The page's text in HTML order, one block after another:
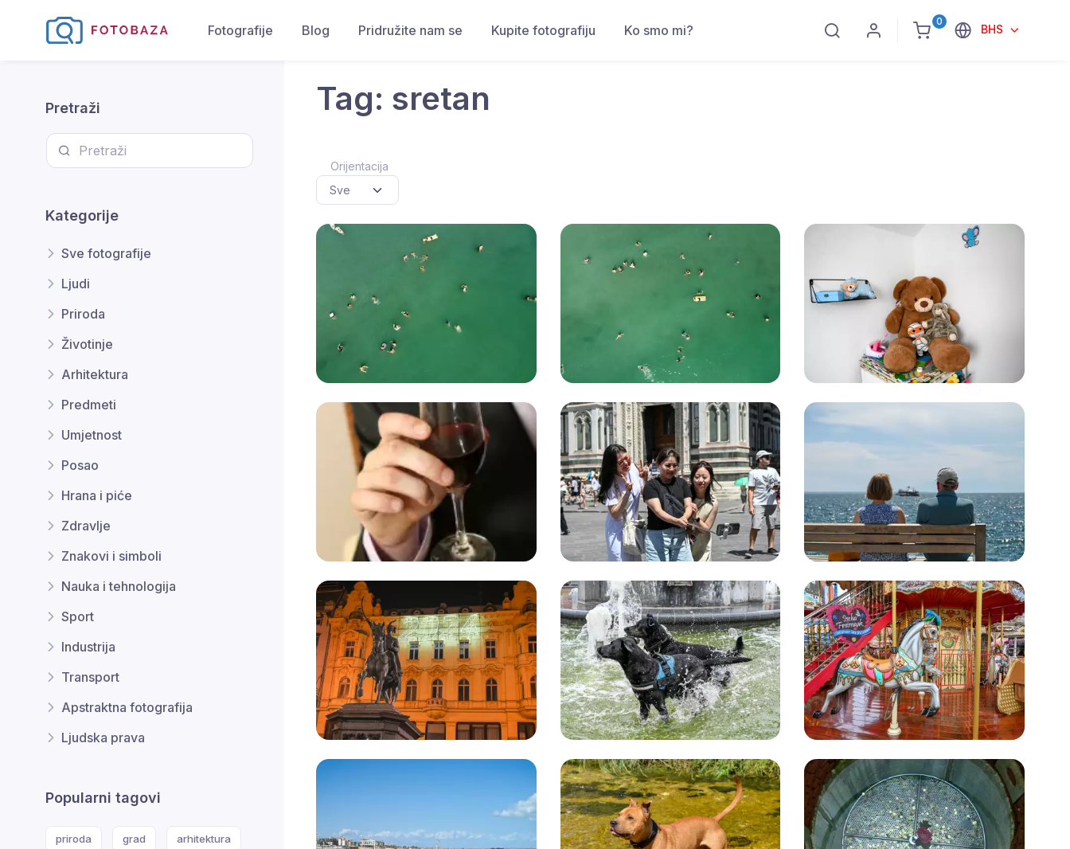
0
BHS
Fotografije Blog Pridružite nam se Kupite fotografiju Ko smo mi?
Pretraži
Kategorije
Sve fotografije
Ljudi
Priroda
Životinje
Arhitektura
Predmeti
Umjetnost
Posao
Hrana i piće
Zdravlje
Znakovi i simboli
Nauka i tehnologija
Sport
Industrija
Transport
Apstraktna fotografija
Ljudska prava
Popularni tagovi
priroda grad arhitektura
Tag: sretan
Orijentacija